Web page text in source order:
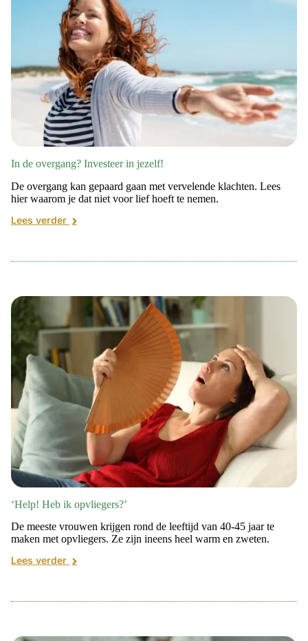
In de overgang? Investeer in jezelf!
De overgang kan gepaard gaan met vervelende klachten. Lees
hier waarom je dat niet voor lief hoeft te nemen.
Lees verder
‘Help! Heb ik opvliegers?’
De meeste vrouwen krijgen rond de leeftijd van 40-45 jaar te
maken met opvliegers. Ze zijn ineens heel warm en zweten.
Lees verder